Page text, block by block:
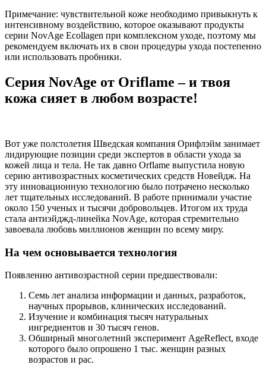
Примечание: чувствительной коже необходимо привыкнуть к
интенсивному воздействию, которое оказывают продукты
серии NovAge Ecollagen при комплексном уходе, поэтому мы
рекомендуем включать их в свои процедуры ухода постепенно
или использовать пробники.
Серия NovAge от Oriflame – и твоя
кожа сияет в любом возрасте!
Вот уже полстолетия Шведская компания Орифлэйм занимает
лидирующие позиции среди экспертов в области ухода за
кожей лица и тела. Не так давно Orflame выпустила новую
серию антивозрастных косметических средств Новейдж. На
эту инновационную технологию было потрачено несколько
лет тщательных исследований. В работе принимали участие
около 150 ученых и тысячи добровольцев. Итогом их труда
стала антиэйджд-линейка NovAge, которая стремительно
завоевала любовь миллионов женщин по всему миру.
На чем основывается технология
Появлению антивозрастной серии предшествовали:
Семь лет анализа информации и данных, разработок,
научных прорывов, клинических исследований.
Изучение и комбинация тысяч натуральных
ингредиентов и 30 тысяч генов.
Обширный многолетний эксперимент AgeReflect, входе
которого было опрошено 1 тыс. женщин разных
возрастов и рас.